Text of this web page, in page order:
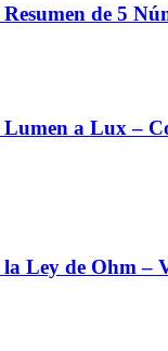
de 5
Lumen a Lux –
Ley de Ohm –